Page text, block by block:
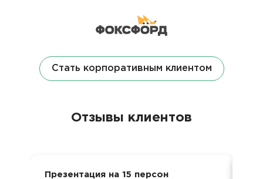
Стать корпоративным клиентом
Отзывы клиентов
Презентация на 15 персон